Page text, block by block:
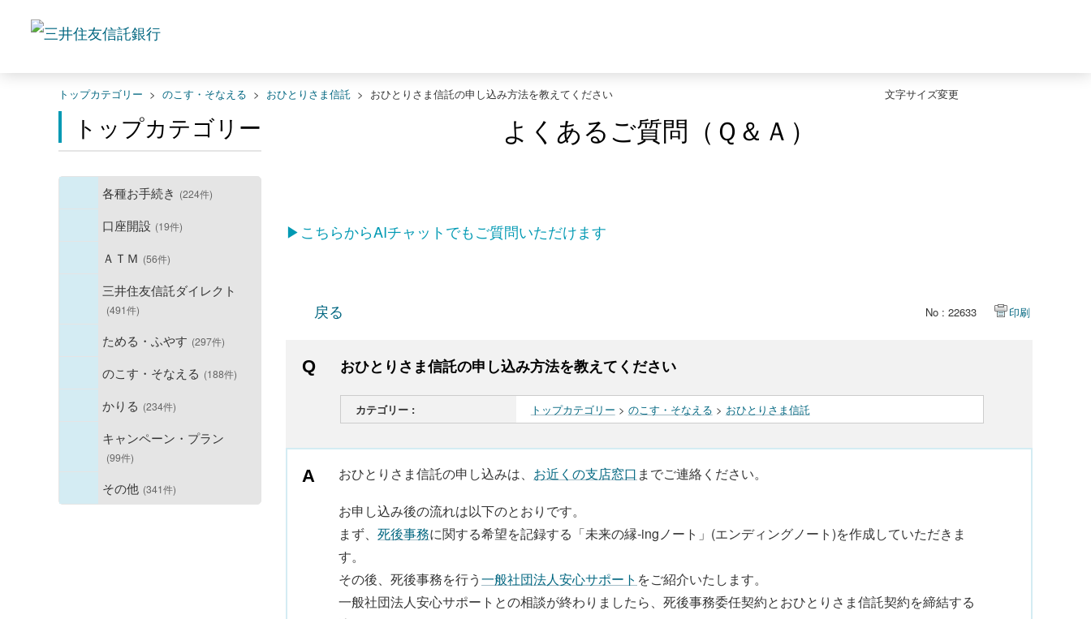
文字サイズ変更
トップカテゴリー > のこす・そなえる > おひとりさま信託 > おひとりさま信託の申し込み方法を教えてください
トップカテゴリー
各種お手続き (224件)
口座開設 (19件)
ＡＴＭ (56件)
三井住友信託ダイレクト
(491件)
ためる・ふやす (297件)
のこす・そなえる (188件)
かりる (234件)
キャンペーン・プラン
(99件)
その他 (341件)
よくあるご質問（Ｑ＆Ａ）
▶こちらからAIチャットでもご質問いただけます
戻る No : 22633 印刷
おひとりさま信託の申し込み方法を教えてください
カテゴリー : トップカテゴリー > のこす・そなえる > おひとりさま信託
おひとりさま信託の申し込みは、 お近くの支店窓口 までご連絡ください。
お申し込み後の流れは以下のとおりです。
まず、 死後事務に関する希望を記録する「未来の縁-ingノート」(エンディングノート)を作成していただきま
す。
その後、死後事務を行う一般社団法人安心サポート をご紹介いたします。
一般社団法人安心サポートとの相談が終わりましたら、死後事務委任契約とおひとりさま信託契約を締結する